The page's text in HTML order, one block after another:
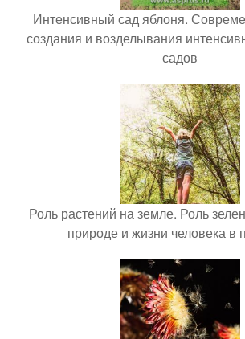
Интенсивный сад яблоня.
создания и возделывания
садов
Роль растений на земле. Роль
природе и жизни человека в